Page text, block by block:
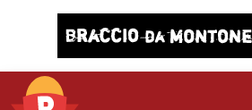
Vai al contenuto